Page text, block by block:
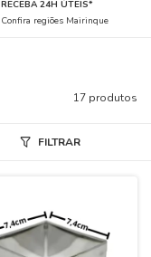
RECEBA 24H ÚTEIS*
Confira regiões Mairinque
17 produtos
FILTRAR